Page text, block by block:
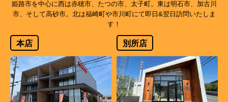
姫路市を中心に西は赤穂市、たつの市、太子町。東は明石市、加古川
市、そして高砂市。北は福崎町や市川町にて即日&翌日訪問いたしま
す！
本店 別所店